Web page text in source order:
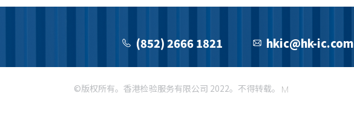
(852) 2666 1821 hkic@hk-ic.com
©版权所有。香港检验服务有限公司 2022。不得转载。